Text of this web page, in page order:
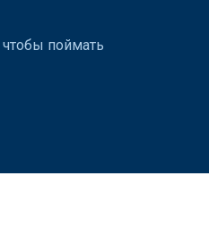
поймать
компания